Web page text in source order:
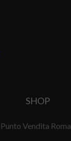
SHOP
Punto Vendita Roma